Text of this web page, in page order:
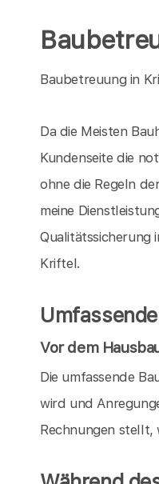
Baubetreuung in
Da die Meisten
Kundenseite die
ohne die Regeln
meine
Qualitätssicherung
Kriftel.
Vor dem
Die umfassende
wird und
Rechnungen stellt,